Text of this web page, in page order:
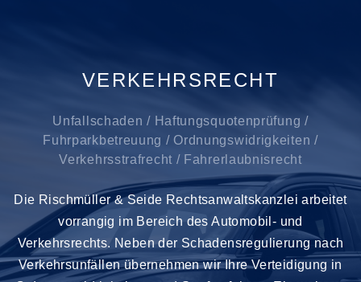
VERKEHRSRECHT
Unfallschaden / Haftungsquotenprüfung /
Fuhrparkbetreuung / Ordnungswidrigkeiten /
Verkehrsstrafrecht / Fahrerlaubnisrecht
Die Rischmüller & Seide Rechtsanwaltskanzlei arbeitet
vorrangig im Bereich des Automobil- und
Verkehrsrechts. Neben der Schadensregulierung nach
Verkehrsunfällen übernehmen wir Ihre Verteidigung in